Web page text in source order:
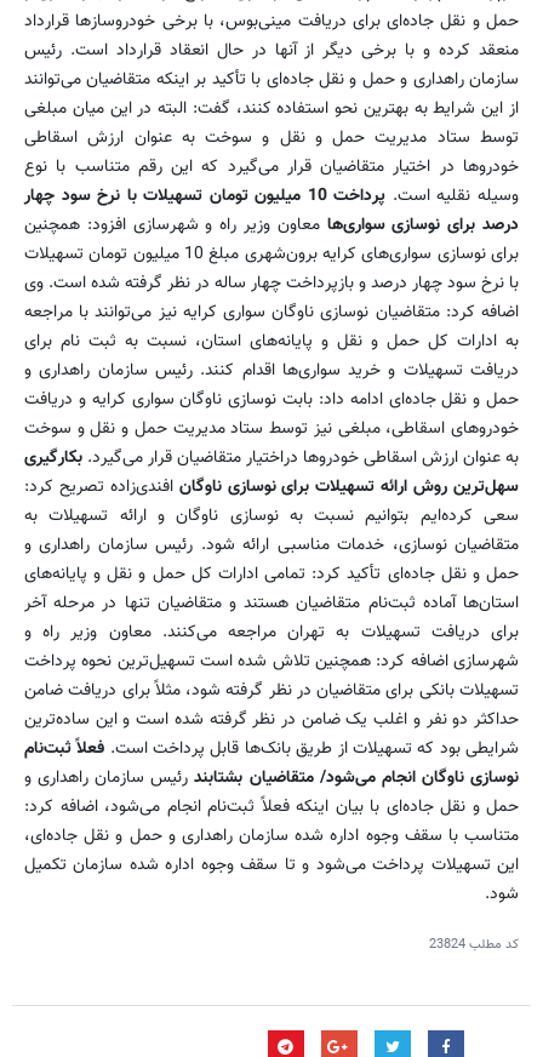
حمل و نقل جاده‌ای برای دریافت مینی‌بوس، با برخی خودروسازها قرارداد
منعقد کرده و با برخی دیگر از آنها در حال انعقاد قرارداد است. رئیس
سازمان راهداری و حمل و نقل جاده‌ای با تأکید بر اینکه متقاضیان می‌توانند
از این شرایط به بهترین نحو استفاده کنند، گفت: البته در این میان مبلغی
توسط ستاد مدیریت حمل و نقل و سوخت به عنوان ارزش اسقاطی
خودروها در اختیار متقاضیان قرار می‌گیرد که این رقم متناسب با نوع
وسیله نقلیه است.
پرداخت 10 میلیون تومان تسهیلات با نرخ سود چهار
درصد برای نوسازی سواری‌ها معاون وزیر راه و شهرسازی افزود: همچنین
برای نوسازی سواری‌های کرایه برون‌شهری مبلغ 10 میلیون تومان تسهیلات
با نرخ سود چهار درصد و بازپرداخت چهار ساله در نظر گرفته شده است. وی
اضافه کرد: متقاضیان نوسازی ناوگان سواری کرایه نیز می‌توانند با مراجعه
به ادارات کل حمل و نقل و پایانه‌های استان، نسبت به ثبت نام برای
دریافت تسهیلات و خرید سواری‌ها اقدام کنند. رئیس سازمان راهداری و
حمل و نقل جاده‌ای ادامه داد: بابت نوسازی ناوگان سواری کرایه و دریافت
خودرو‌های اسقاطی، مبلغی نیز توسط ستاد مدیریت حمل و نقل و سوخت
به عنوان ارزش اسقاطی خودروها دراختیار متقاضیان قرار می‌گیرد. بکارگیری
سهل‌ترین روش ‌ارائه تسهیلات برای نوسازی ناوگان افندی‌زاده تصریح کرد:
سعی کرده‌ایم بتوانیم نسبت به نوسازی ناوگان و ارائه تسهیلات به
متقاضیان نوسازی، خدمات مناسبی ارائه شود. رئیس سازمان راهداری و
حمل و نقل جاده‌ای تأکید کرد: تمامی ادارات کل حمل و نقل و پایانه‌های
استان‌ها آماده ثبت‌نام متقاضیان هستند و متقاضیان تنها در مرحله آخر
برای دریافت تسهیلات به تهران مراجعه می‌کنند. معاون وزیر راه و
شهرسازی اضافه کرد: همچنین تلاش شده است تسهیل‌ترین نحوه پرداخت
تسهیلات بانکی برای متقاضیان در نظر گرفته شود، مثلاً برای دریافت ضامن
حداکثر دو نفر و اغلب یک ضامن در نظر گرفته شده است و این ساده‌ترین
شرایطی بود که تسهیلات از طریق بانک‌ها قابل پرداخت است. فعلاً ثبت‌نام
نوسازی ناوگان انجام می‌شود/ متقاضیان بشتابندرئیس سازمان راهداری و
حمل و نقل جاده‌ای با بیان اینکه فعلاً ثبت‌نام انجام می‌شود، اضافه کرد:
متناسب با سقف وجوه اداره شده سازمان راهداری و حمل و نقل جاده‌ای،
این تسهیلات پرداخت می‌شود و‌ تا سقف وجوه‌ اداره‌ شده سازمان تکمیل
شود.
کد مطلب23824